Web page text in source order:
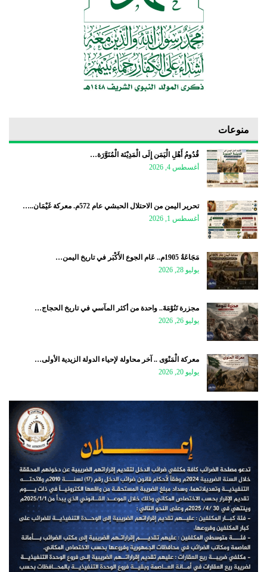
منوعات
قُدُومُ أَهْلِ الْيَمَن إِلَى الْمَدِيْنَة الْمُنَوَّرَة…
أغسطس 4, 2026
تحرير اليمن من الاحتلال الحبشي عام 572م. معركة غَيْمَان..…
أغسطس 1, 2026
مَجَاعَةُ 1905م.. عَام الجوع الأَكْبَر في تاريخ اليمن…
يوليو 28, 2026
مجزرة تَنُوْمَةَ.. واحدة من أكثر المآسي في تاريخ الحجاج…
يوليو 26, 2026
معركة الْمَنْوَى .. آخر محاولة لإحياء الدولة الزيدية الأولى…
يوليو 20, 2026